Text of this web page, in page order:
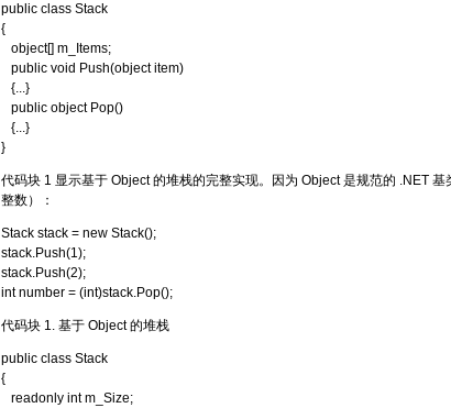
public class Stack
{
object[] m_Items;
public void Push(object item)
{...}
public object Pop()
{...}
}
代码块 1 显示基于 Object 的堆栈的完整实现。因为 Object 是规范的 .NET
整数）：
Stack stack = new Stack();
stack.Push(1);
stack.Push(2);
int number = (int)stack.Pop();
代码块 1. 基于 Object 的堆栈
public class Stack
{
readonly int m_Size;